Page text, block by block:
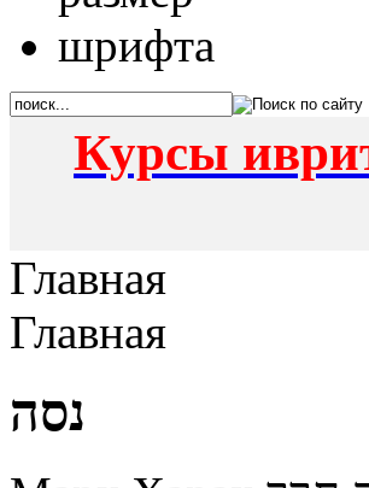
Курсы
Главная
Главная
נסה